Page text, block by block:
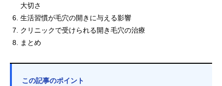
大切さ
生活習慣が毛穴の開きに与える影響
クリニックで受けられる開き毛穴の治療
まとめ
この記事のポイント